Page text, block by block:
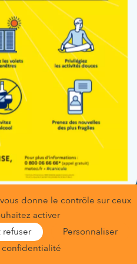
à haut risque,
de grossesse et
personnelles
Mentions légales
contacterNous trouver
donne le contrôle sur ceux
activer
refuser
Personnaliser